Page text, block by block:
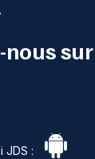
nous sur
JDS :